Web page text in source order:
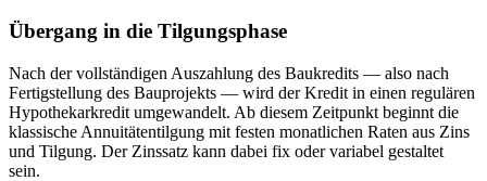
Übergang in die Tilgungsphase
Nach der vollständigen Auszahlung des Baukredits — also nach
Fertigstellung des Bauprojekts — wird der Kredit in einen regulären
Hypothekarkredit umgewandelt. Ab diesem Zeitpunkt beginnt die
klassische Annuitätentilgung mit festen monatlichen Raten aus Zins
und Tilgung. Der Zinssatz kann dabei fix oder variabel gestaltet
sein.